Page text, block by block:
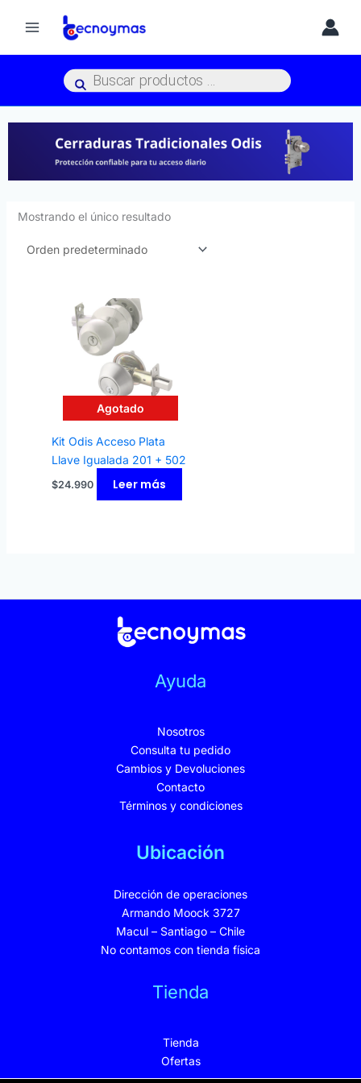
de
productos
Mostrando el único resultado
Agotado
Kit Odis Acceso Plata
Llave Igualada 201 + 502
$24.990 Leer más
Ayuda
Nosotros
Consulta tu pedido
Cambios y Devoluciones
Contacto
Términos y condiciones
Ubicación
Dirección de operaciones
Armando Moock 3727
Macul – Santiago – Chile
No contamos con tienda física
Tienda
Tienda
Ofertas